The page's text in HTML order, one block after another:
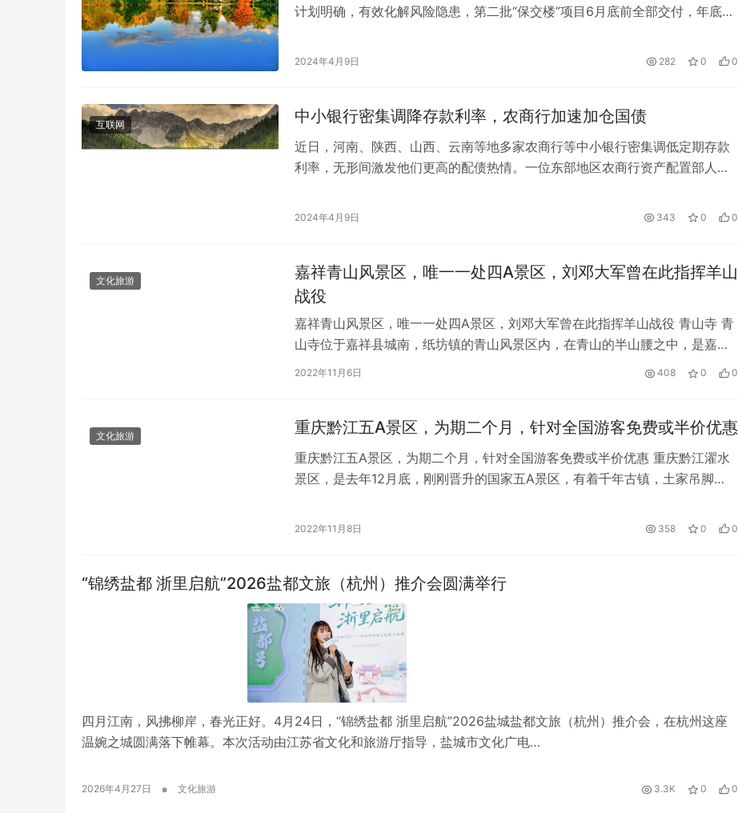
计划明确，有效化解风险隐患，第二批“保交楼”项目6月底前全部交付，年底前
2024年4月9日 282 0 0
互联网 中小银行密集调降存款利率，农商行加速加仓国债
近日，河南、陕西、山西、云南等地多家农商行等中小银行密集调低定期存款
利率，无形间激发他们更高的配债热情。一位东部地区农商行资产配置部人士
2024年4月9日 343 0 0
文化旅游
嘉祥青山风景区，唯一一处四A景区，刘邓大军曾在此指挥羊山
战役
嘉祥青山风景区，唯一一处四A景区，刘邓大军曾在此指挥羊山战役 青山寺 青
山寺位于嘉祥县城南，纸坊镇的青山风景区内，在青山的半山腰之中，是嘉祥
唯一一处四A级景区，距离县城约10公里左…
2022年11月6日 408 0 0
文化旅游 重庆黔江五A景区，为期二个月，针对全国游客免费或半价优惠
重庆黔江五A景区，为期二个月，针对全国游客免费或半价优惠 重庆黔江濯水
景区，是去年12月底，刚刚晋升的国家五A景区，有着千年古镇，土家吊脚
2022年11月8日 358 0 0
“锦绣盐都 浙里启航”2026盐都文旅（杭州）推介会圆满举行
四月江南，风拂柳岸，春光正好。4月24日，“锦绣盐都 浙里启航”2026盐城盐都文旅（杭州）推介会，在杭州这座
温婉之城圆满落下帷幕。本次活动由江苏省文化和旅游厅指导，盐城市文化广电…
2026年4月27日 • 文化旅游 3.3K 0 0